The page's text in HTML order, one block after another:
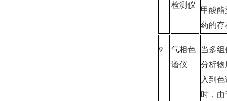
甲酸酯
药的存
检测仪
9
气相色
谱仪
当多组
分析物
入到色
时，由